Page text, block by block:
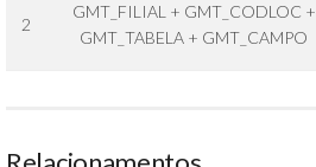
2
GMT_FILIAL + GMT_CODLOC +
GMT_TABELA + GMT_CAMPO